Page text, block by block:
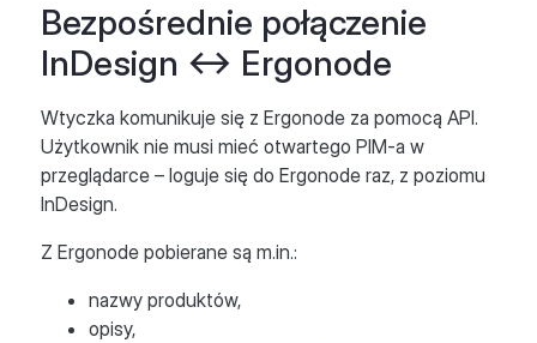
Bezpośrednie połączenie
InDesign ↔ Ergonode
Wtyczka komunikuje się z Ergonode za pomocą API.
Użytkownik nie musi mieć otwartego PIM-a w
przeglądarce – loguje się do Ergonode raz, z poziomu
InDesign.
Z Ergonode pobierane są m.in.:
nazwy produktów,
opisy,